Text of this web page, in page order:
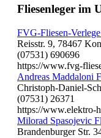
Fliesenleger im
FVG-Fliesen-
Reisstr. 9, 78467
(07531) 690696
https://www.fvg-
Andreas Maddaloni
Christoph-Daniel-
(07531) 26371
https://www.elektro-
Milorad Spasojevic
Brandenburger Str.